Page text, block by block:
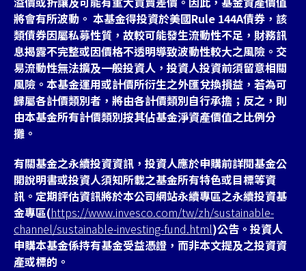
將會有所波動。 本基金得投資於美國Rule 144A債券，該
類債券因屬私募性質，故較可能發生流動性不足，財務訊
息揭露不完整或因價格不透明導致波動性較大之風險。交
易流動性無法擴及一般投資人，投資人投資前須留意相關
風險。本基金運用或計價所衍生之外匯兌換損益，若為可
歸屬各計價類別者，將由各計價類別自行承擔；反之，則
由本基金所有計價類別按其佔基金淨資產價值之比例分
攤。
有關基金之永續投資資訊，投資人應於申購前詳閱基金公
開說明書或投資人須知所載之基金所有特色或目標等資
訊。定期評估資訊將於本公司網站永續專區之永續投資基
金專區(https://www.invesco.com/tw/zh/sustainable-
channel/sustainable-investing-fund.html)公告。投資人
申購本基金係持有基金受益憑證，而非本文提及之投資資
產或標的。